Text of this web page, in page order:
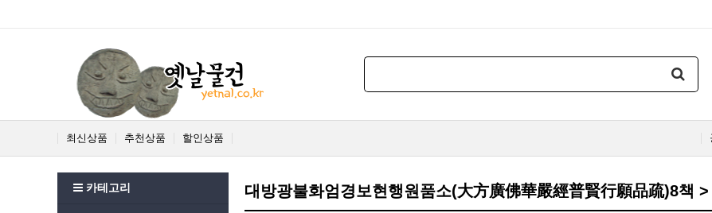
최신상품 추천상품 할인상품
카테고리 대방광불화엄경보현행원품소(大方廣佛華嚴經普賢行願品疏)8책 >